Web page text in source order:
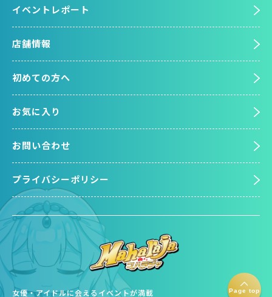
Page top
女優・アイドルに会えるイベントが満載
イベントレポート
店舗情報
初めての方へ
お気に入り
お問い合わせ
プライバシーポリシー